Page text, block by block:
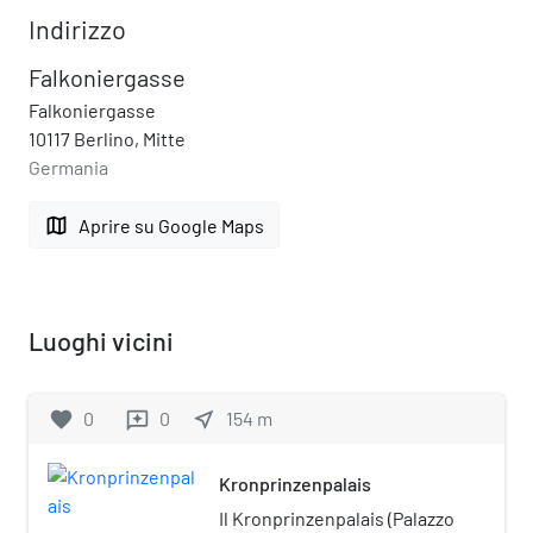
Indirizzo
Falkoniergasse
Falkoniergasse
10117 Berlino, Mitte
Germania
map Aprire su Google Maps
Luoghi vicini
favorite 0 reviews 0 near_me 154 m
Kronprinzenpalais
Il Kronprinzenpalais (Palazzo